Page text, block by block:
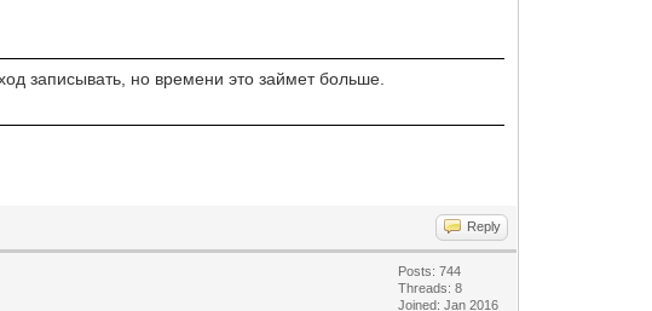
записывать, но времени это займет больше.
Reply
Posts: 744
Threads: 8
Joined: Jan 2016